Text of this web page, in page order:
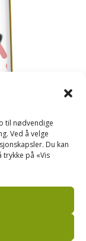
til nødvendige
Ved å velge
Du kan
trykke på «Vis